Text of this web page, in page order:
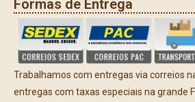
Formas de Entrega
Trabalhamos com entregas via correios
entregas com taxas especiais na grande